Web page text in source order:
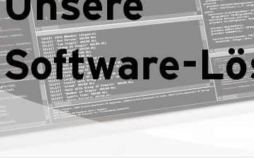
Software-